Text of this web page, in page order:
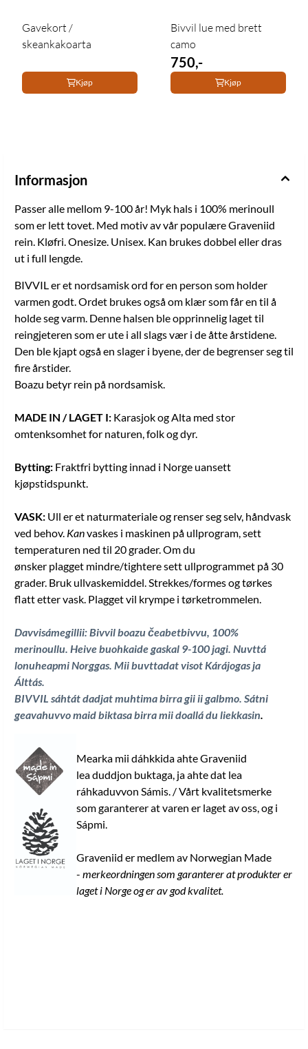
Gavekort /
skeankakoarta
Kjøp
Bivvil lue med brett
camo
750,-
Kjøp
Informasjon
Passer alle mellom 9-100 år! Myk hals i 100% merinoull
som er lett tovet. Med motiv av vår populære Graveniid
rein. Kløfri. Onesize. Unisex. Kan brukes dobbel eller dras
ut i full lengde.
BIVVIL er et nordsamisk ord for en person som holder
varmen godt. Ordet brukes også om klær som får en til å
holde seg varm. Denne halsen ble opprinnelig laget til
reingjeteren som er ute i all slags vær i de åtte årstidene.
Den ble kjapt også en slager i byene, der de begrenser seg til
fire årstider.
Boazu betyr rein på nordsamisk.
MADE IN / LAGET I: Karasjok og Alta med stor
omtenksomhet for naturen, folk og dyr.
Bytting: Fraktfri bytting innad i Norge uansett
kjøpstidspunkt.
VASK: Ull er et naturmateriale og renser seg selv, håndvask
ved behov. Kanvaskes i maskinen på ullprogram, sett
temperaturen ned til 20 grader. Om du
ønsker plagget mindre/tightere sett ullprogrammet på 30
grader. Bruk ullvaskemiddel. Strekkes/formes og tørkes
flatt etter vask. Plagget vil krympe i tørketrommelen.
Davvisámegillii: Bivvil boazu čeabetbivvu, 100%
merinoullu. Heive buohkaide gaskal 9-100 jagi . Nuvttá
lonuheapmi Norggas. Mii buvttadat visot Kárájogas ja
Álttás.
BIVVIL sáhtát dadjat muhtima birra gii ii galbmo. Sátni
geavahuvvo maid biktasa birra mii doallá du liekkasin.
Mearka mii dáhkkida ahte Graveniid
lea duddjon buktaga, ja ahte dat lea
ráhkaduvvon Sámis. / Vårt kvalitetsmerke
som garanterer at varen er laget av oss, og i
Sápmi.
Graveniid er medlem av Norwegian Made
- merkeordningen som garanterer at produkter er
laget i Norge og er av god kvalitet.